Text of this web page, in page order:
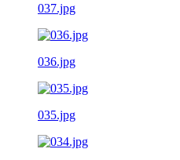
037.jpg
036.jpg
035.jpg